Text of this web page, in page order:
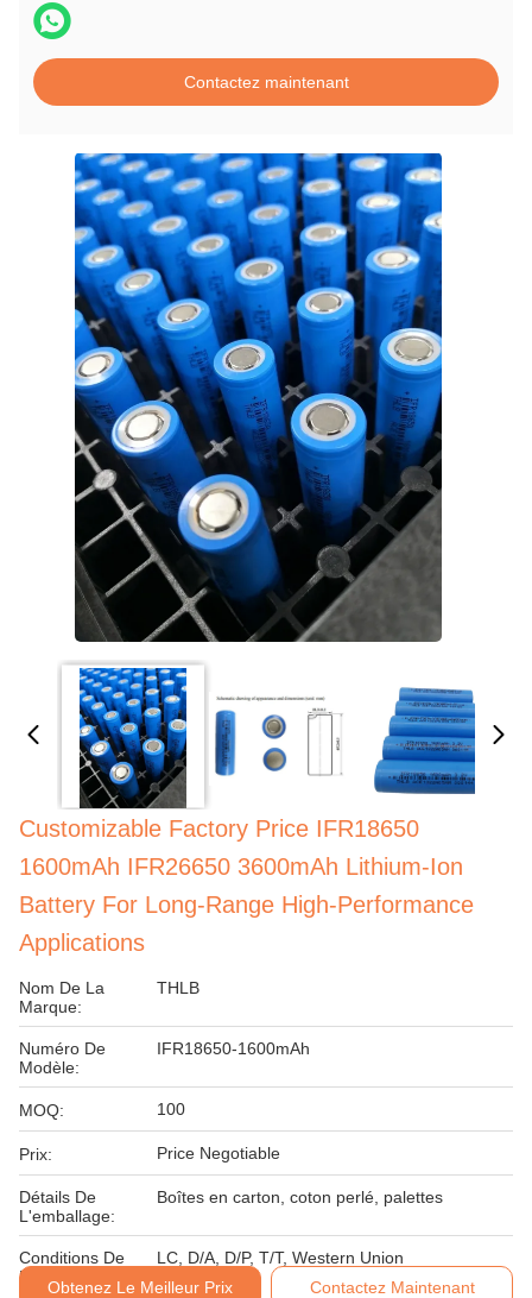
Contactez maintenant
Customizable Factory Price IFR18650
1600mAh IFR26650 3600mAh Lithium-Ion
Battery For Long-Range High-Performance
Applications
Nom De La
Marque:
THLB
Numéro De
Modèle:
IFR18650-1600mAh
MOQ: 100
Prix: Price Negotiable
Détails De
L'emballage:
Boîtes en carton, coton perlé, palettes
Conditions De
Paiement:
LC, D/A, D/P, T/T, Western Union
Obtenez Le Meilleur Prix
Contactez Maintenant